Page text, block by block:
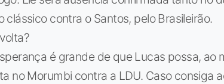
clássico contra o Santos, pelo Brasileirão.
é grande de que Lucas possa, ao
no Morumbi contra a LDU. Caso consiga